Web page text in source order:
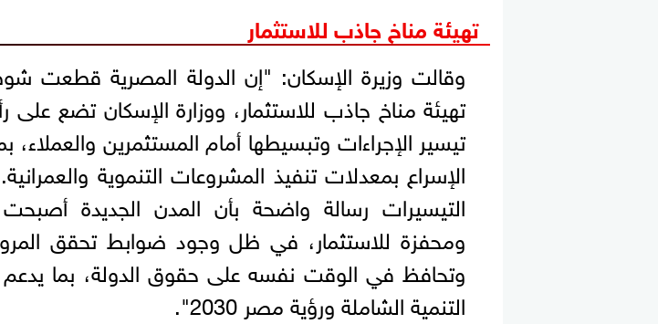
تهيئة مناخ جاذب للاستثمار
وقالت وزيرة الإسكان: "إن الدولة المصرية قطعت
تهيئة مناخ جاذب للاستثمار، ووزارة الإسكان تضع على
تيسير الإجراءات وتبسيطها أمام المستثمرين
الإسراع بمعدلات تنفيذ المشروعات التنموية
التيسيرات رسالة واضحة بأن المدن الجديدة
ومحفزة للاستثمار، في ظل وجود ضوابط تحقق
وتحافظ في الوقت نفسه على حقوق الدولة، بما
التنمية الشاملة ورؤية مصر 2030".